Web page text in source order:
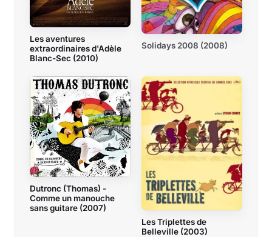
Les aventures
extraordinaires d'Adèle
Blanc-Sec (2010)
Solidays 2008 (2008)
Dutronc (Thomas) -
Comme un manouche
sans guitare (2007)
Les Triplettes de
Belleville (2003)